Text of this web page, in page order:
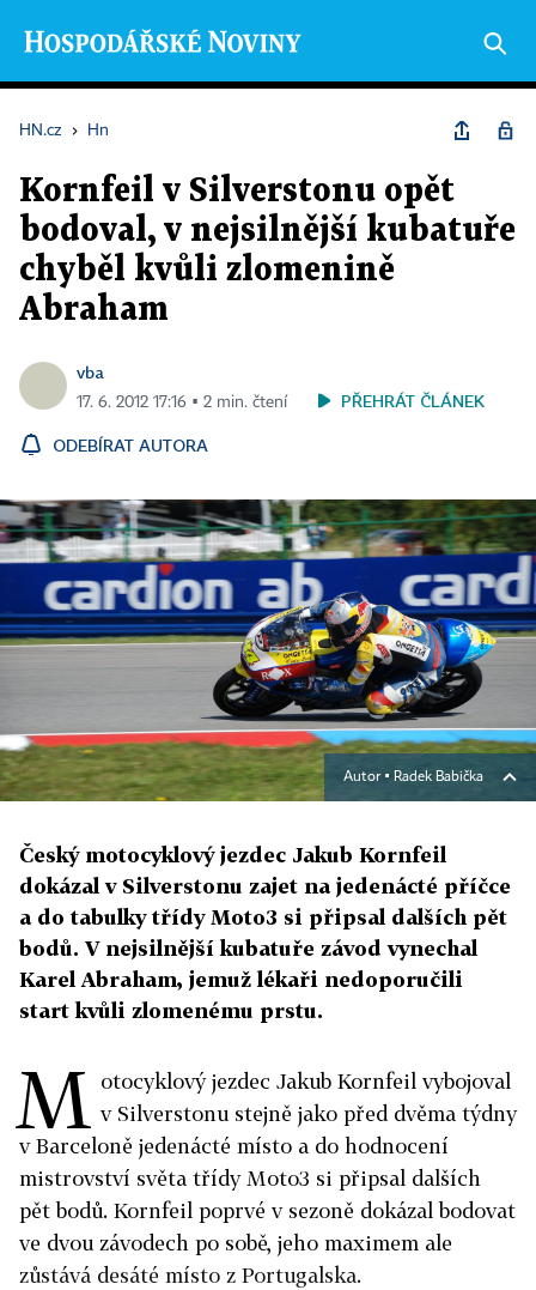
HN.cz › Hn
Kornfeil v Silverstonu opět
bodoval, v nejsilnější kubatuře
chyběl kvůli zlomenině
Abraham
vba
17. 6. 2012 17:16 ▪ 2 min. čtení PŘEHRÁT ČLÁNEK
ODEBÍRAT AUTORA
Autor ▪ Radek Babička
Český motocyklový jezdec Jakub Kornfeil
dokázal v Silverstonu zajet na jedenácté příčce
a do tabulky třídy Moto3 si připsal dalších pět
bodů. V nejsilnější kubatuře závod vynechal
Karel Abraham, jemuž lékaři nedoporučili
start kvůli zlomenému prstu.
M otocyklový jezdec Jakub Kornfeil vybojoval
v Silverstonu stejně jako před dvěma týdny
v Barceloně jedenácté místo a do hodnocení
mistrovství světa třídy Moto3 si připsal dalších
pět bodů. Kornfeil poprvé v sezoně dokázal bodovat
ve dvou závodech po sobě, jeho maximem ale
zůstává desáté místo z Portugalska.